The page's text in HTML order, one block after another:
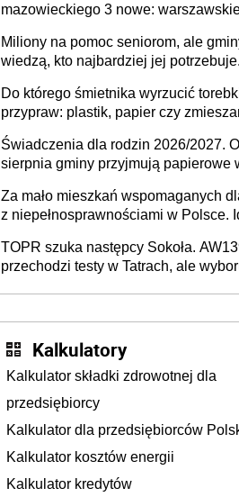
mazowieckiego 3 nowe:
Europie nie ma tak dużych jednostek
stołecznych
Miliony na pomoc seniorom, ale
wiedzą, kto najbardziej jej
Do którego śmietnika wyrzucić
przypraw: plastik, papier czy
Gdzie wyrzucić młynek po
Świadczenia dla rodzin 2026/2027.
sierpnia gminy przyjmują papierowe
Za mało mieszkań wspomaganych
z niepełnosprawnościami w Polsce.
TOPR szuka następcy Sokoła.
przechodzi testy w Tatrach, ale
Kalkulatory
Kalkulator składki zdrowotnej dla
przedsiębiorcy
Kalkulator dla przedsiębiorców
Kalkulator kosztów energii
Kalkulator kredytów